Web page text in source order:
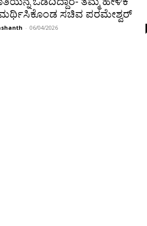
ಸಚಿವ ಪರಮೇಶ್ವರ್
- 06/04/2026